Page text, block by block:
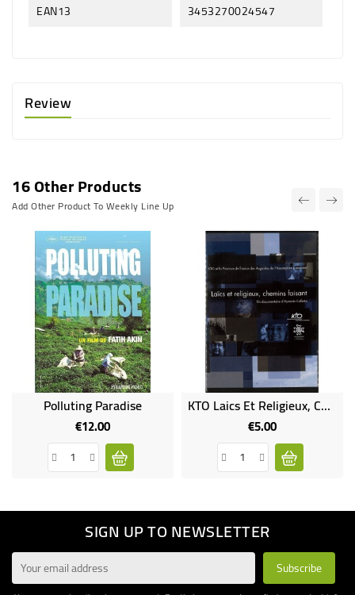
EAN13 3453270024547
Review
16 Other Products
Add Other Product To Weekly Line Up
Polluting Paradise
€12.00Price
KTO Laics Et Religieux, Chemins Faisant
€5.00Price
SIGN UP TO NEWSLETTER